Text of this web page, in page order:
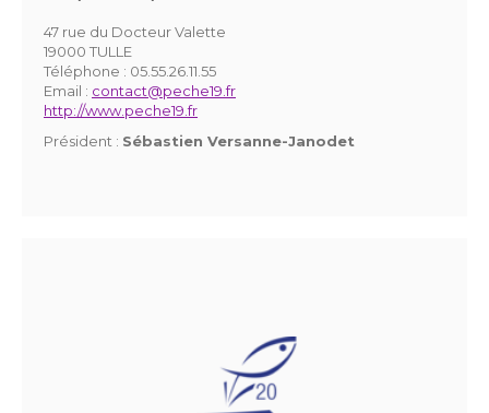
47 rue du Docteur Valette
19000 TULLE
Téléphone : 05.55.26.11.55
Email : contact@peche19.fr
http://www.peche19.fr
Président : Sébastien Versanne-Janodet